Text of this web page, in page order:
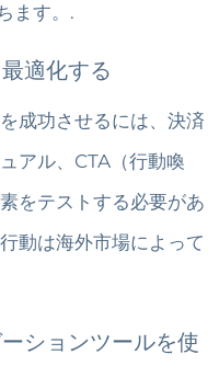
ます。.
適化する
成功させるには、決済
アル、CTA（行動喚
をテストする必要があ
動は海外市場によって
ションツールを使